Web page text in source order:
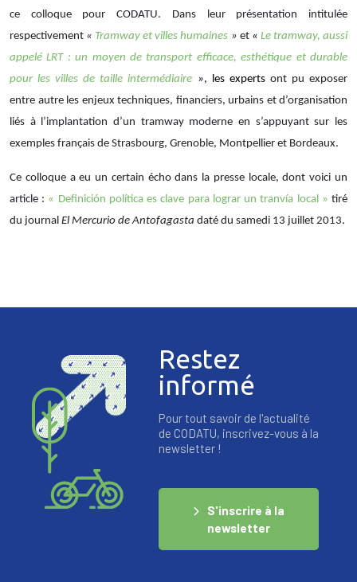
ce colloque pour CODATU. Dans leur présentation intitulée
respectivement « Tramway et villes humaines » et « Le tramway, aussi
appelé LRT : un moyen de transport efficace, esthétique et durable
pour les villes de taille intermédiaire », les experts ont pu exposer
entre autre les enjeux techniques, financiers, urbains et d’organisation
liés à l’implantation d’un tramway moderne en s’appuyant sur les
exemples français de Strasbourg, Grenoble, Montpellier et Bordeaux.
Ce colloque a eu un certain écho dans la presse locale, dont voici un
article : « Definición política es clave para lograr un tranvía local » tiré
du journal El Mercurio de Antofagasta daté du samedi 13 juillet 2013.
Restez
informé
Pour tout savoir de l'actualité
de CODATU, inscrivez-vous à la
newsletter !
S'inscrire à la
newsletter